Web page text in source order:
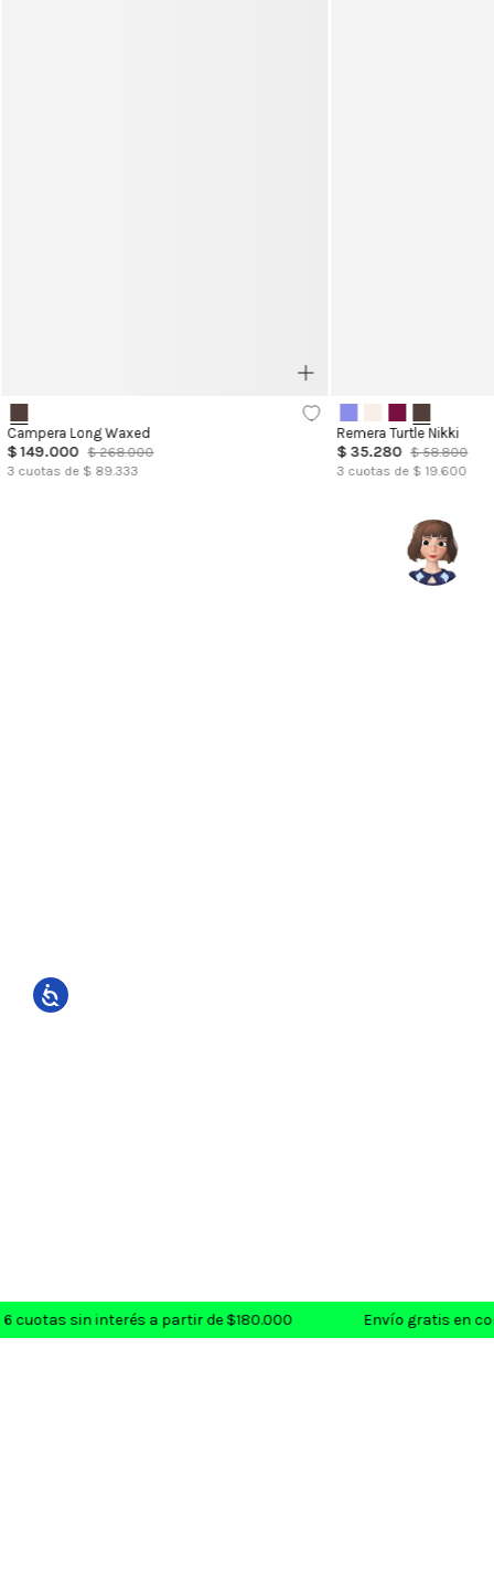
cuotas sin interés a partir de $180.000 Envío gratis en
Campera Long Waxed
$149.000 $ 268.000
3 cuotas de $ 89.333
Remera Turtle Nikki
$ 35.280 $ 58.800
3 cuotas de $ 19.600